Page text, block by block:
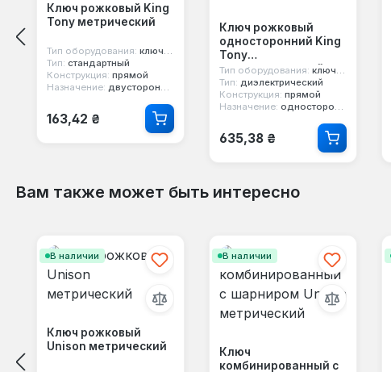
Ключ рожковый King
Tony метрический
Тип оборудования: ключ гаечный
Тип: стандартный
Конструкция: прямой
Назначение: двусторонний, 12-ти гранный, рожковый
Обычная цена:
163,42 ₴
Ключ рожковый
односторонний King
Tony
диэлектрический
Тип оборудования: ключ гаечный
Тип: диэлектрический
Конструкция: прямой
Назначение: односторонний, рожковый
Обычная цена:
635,38 ₴
Вам также может быть интересно
В наличии
Ключ рожковый
Unison метрический
В наличии
Ключ
комбинированный с